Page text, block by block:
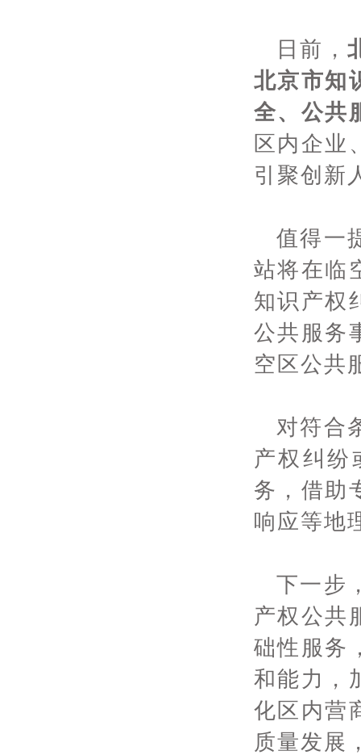
日前，
北京市知
全、公共
区内企业
引聚创新
值得一
站将在临
知识产权
公共服务
空区公共
对符合
产权纠纷
务，借助
响应等地
下一步
产权公共
础性服务
和能力，
化区内营
质量发展